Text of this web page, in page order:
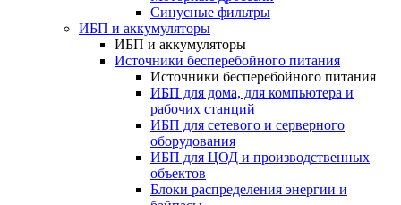
Синусные фильтры
ИБП и аккумуляторы
ИБП и аккумуляторы
Источники бесперебойного питания
Источники бесперебойного питания
ИБП для дома, для компьютера и
рабочих станций
ИБП для сетевого и серверного
оборудования
ИБП для ЦОД и производственных
объектов
Блоки распределения энергии и